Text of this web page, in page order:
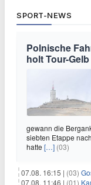
SPORT-NEWS
Polnische
holt Tour-Gelb
gewann die
siebten Etappe
hatte […] (03)
07.08. 16:15 | (03)
07.08. 11:46 | (01)